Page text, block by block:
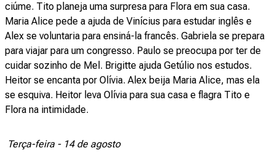
ciúme. Tito planeja uma surpresa para Flora em sua casa.
Maria Alice pede a ajuda de Vinícius para estudar inglês e
Alex se voluntaria para ensiná-la francês. Gabriela se prepara
para viajar para um congresso. Paulo se preocupa por ter de
cuidar sozinho de Mel. Brigitte ajuda Getúlio nos estudos.
Heitor se encanta por Olívia. Alex beija Maria Alice, mas ela
se esquiva. Heitor leva Olívia para sua casa e flagra Tito e
Flora na intimidade.
Terça-feira - 14 de agosto